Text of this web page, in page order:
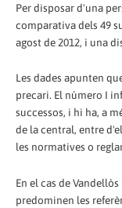
Per disposar d'una
comparativa dels 49
agost de 2012, i una
Les dades apunten
precari. El número I
successos, i hi ha, a
de la central, entre
les normatives o
En el cas de
predominen les